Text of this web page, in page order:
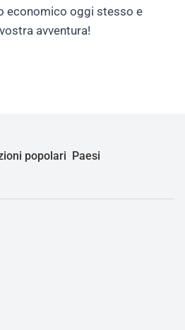
economico oggi stesso e
avventura!
popolari Paesi